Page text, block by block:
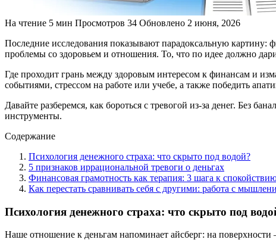
На чтение 5 мин Просмотров 34 Обновлено 2 июня, 2026
Последние исследования показывают парадоксальную картину:
проблемы со здоровьем и отношения. То, что по идее должно
Где проходит грань между здоровым интересом к финансам и
событиями, стрессом на работе или учебе, а также победить
Давайте разберемся, как бороться с тревогой из-за денег. Без
инструменты.
Содержание
Психология денежного страха: что скрыто под водой?
5 признаков иррациональной тревоги о деньгах
Финансовая грамотность как терапия: 3 шага к
Как перестать сравнивать себя с другими: работа с
Психология денежного страха: что скрыто под
Наше отношение к деньгам напоминает айсберг: на